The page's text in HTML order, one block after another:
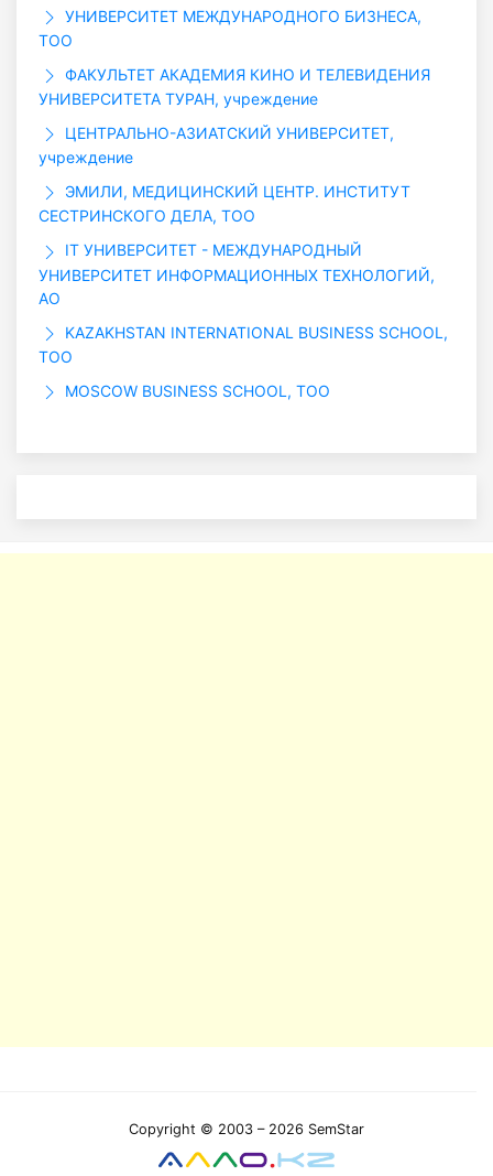
УНИВЕРСИТЕТ МЕЖДУНАРОДНОГО БИЗНЕСА,
ТОО
ФАКУЛЬТЕТ АКАДЕМИЯ КИНО И ТЕЛЕВИДЕНИЯ
УНИВЕРСИТЕТА ТУРАН, учреждение
ЦЕНТРАЛЬНО-АЗИАТСКИЙ УНИВЕРСИТЕТ,
учреждение
ЭМИЛИ, МЕДИЦИНСКИЙ ЦЕНТР. ИНСТИТУТ
СЕСТРИНСКОГО ДЕЛА, ТОО
IT УНИВЕРСИТЕТ - МЕЖДУНАРОДНЫЙ
УНИВЕРСИТЕТ ИНФОРМАЦИОННЫХ ТЕХНОЛОГИЙ,
АО
KAZAKHSTAN INTERNATIONAL BUSINESS SCHOOL,
ТОО
MOSCOW BUSINESS SCHOOL, ТОО
Copyright © 2003 – 2026 SemStar